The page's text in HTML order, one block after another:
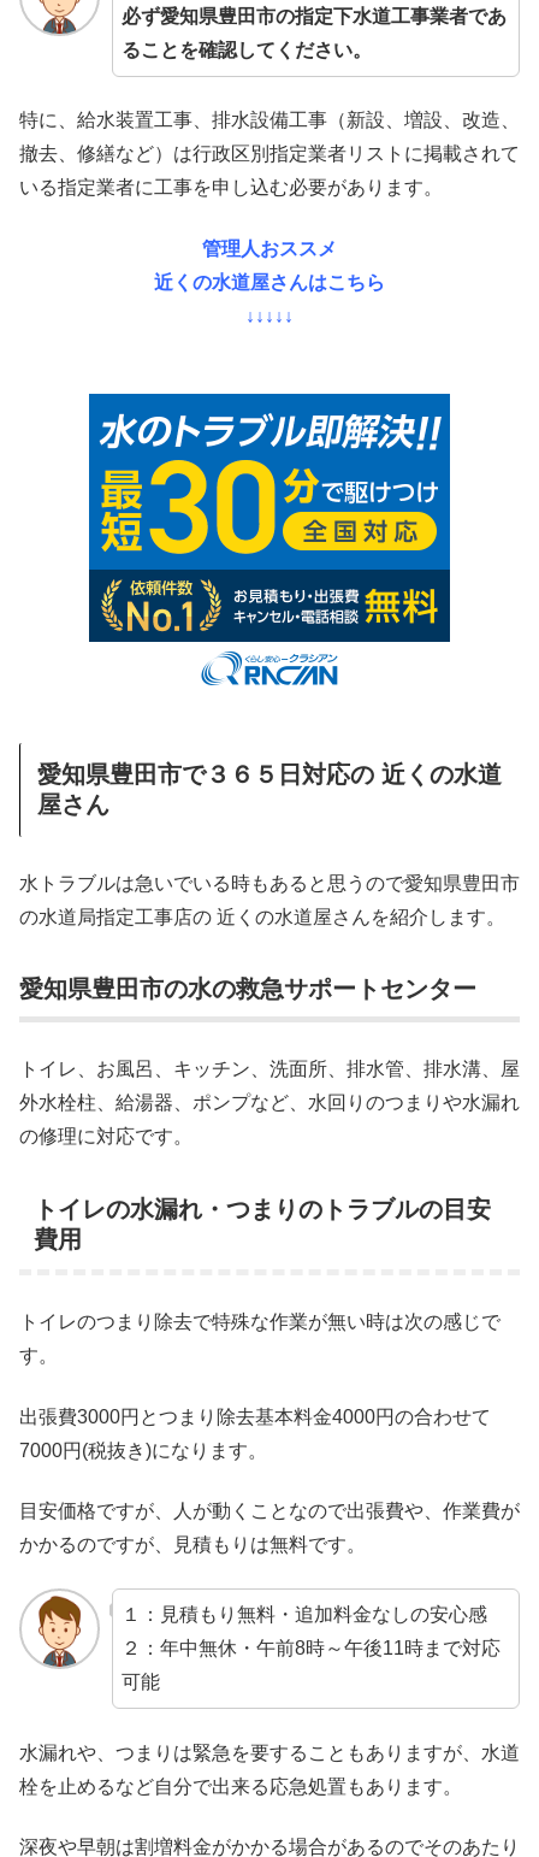
必ず愛知県豊田市の指定下水道工事業者であ
ることを確認してください。
特に、給水装置工事、排水設備工事（新設、増設、改造、
撤去、修繕など）は行政区別指定業者リストに掲載されて
いる指定業者に工事を申し込む必要があります。
管理人おススメ
近くの水道屋さんはこちら
↓↓↓↓↓
愛知県豊田市で３６５日対応の 近くの水道
屋さん
水トラブルは急いでいる時もあると思うので愛知県豊田市
の水道局指定工事店の 近くの水道屋さんを紹介します。
愛知県豊田市の水の救急サポートセンター
トイレ、お風呂、キッチン、洗面所、排水管、排水溝、屋
外水栓柱、給湯器、ポンプなど、水回りのつまりや水漏れ
の修理に対応です。
トイレの水漏れ・つまりのトラブルの目安
費用
トイレのつまり除去で特殊な作業が無い時は次の感じで
す。
出張費3000円とつまり除去基本料金4000円の合わせて
7000円(税抜き)になります。
目安価格ですが、人が動くことなので出張費や、作業費が
かかるのですが、見積もりは無料です。
１：見積もり無料・追加料金なしの安心感
２：年中無休・午前8時～午後11時まで対応
可能
水漏れや、つまりは緊急を要することもありますが、水道
栓を止めるなど自分で出来る応急処置もあります。
深夜や早朝は割増料金がかかる場合があるのでそのあたり